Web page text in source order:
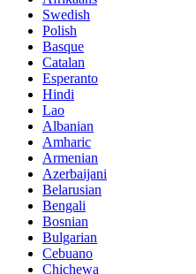
Swedish
Polish
Basque
Catalan
Esperanto
Hindi
Lao
Albanian
Amharic
Armenian
Azerbaijani
Belarusian
Bengali
Bosnian
Bulgarian
Cebuano
Chichewa